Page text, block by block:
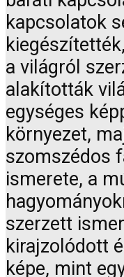
kapcsolatok
a világról
alakították
egységes
környezet,
szomszédos
ismerete, a
szerzett
kirajzolódott
képe, mint